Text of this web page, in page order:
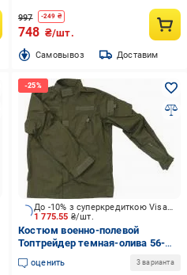
997 -249 ₴
748 ₴/шт.
Cамовывоз Доставим
1 775.55 ₴/шт.
До -10% з суперкредиткою Visa Вигода
Костюм военно-полевой
Топтрейдер темная-олива 56-
58р / 182-188 см (Широкий
Ворот) р.XL
оценить 3 варианта